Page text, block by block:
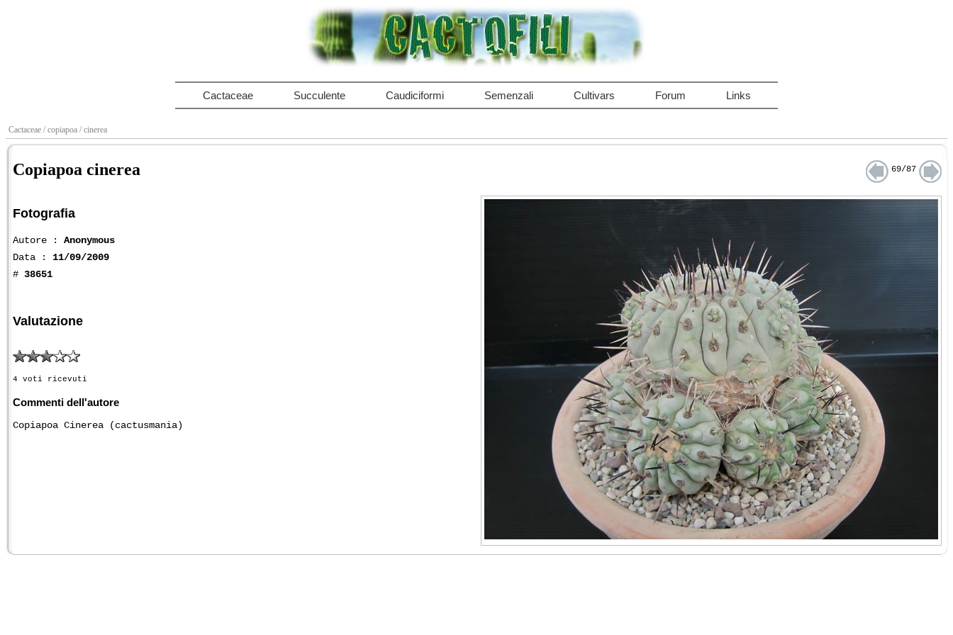
Cactaceae Succulente Caudiciformi Semenzali Cultivars Forum Links
Cactaceae / copiapoa / cinerea
Copiapoa cinerea 69/87
Fotografia
Autore : Anonymous
Data : 11/09/2009
# 38651
Valutazione
4 voti ricevuti
Commenti dell'autore
Copiapoa Cinerea (cactusmania)